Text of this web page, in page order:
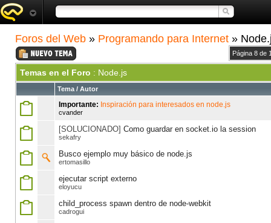
Foros del Web » Programando para Internet »
Página 8 de
Temas en el Foro : Node.js
Tema / Autor
Importante: Inspiración para interesados en node.js
cvander
[SOLUCIONADO] Como guardar en socket.io la session
sekafry
Busco ejemplo muy básico de node.js
ertomasillo
ejecutar script externo
eloyucu
child_process spawn dentro de node-webkit
cadrogui